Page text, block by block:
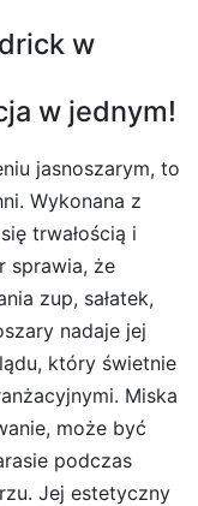
w
w jednym!
jasnoszarym, to
Wykonana z
trwałością i
sprawia, że
zup, sałatek,
nadaje jej
który świetnie
Miska
może być
podczas
Jej estetyczny